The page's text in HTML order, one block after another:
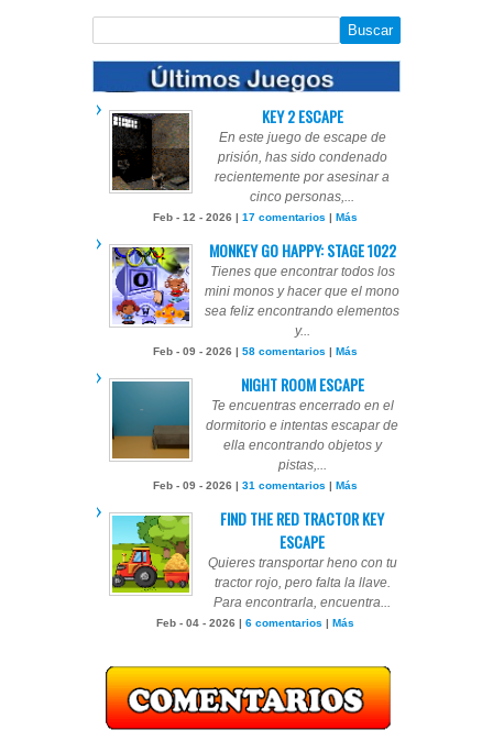
KEY 2 ESCAPE
En este juego de escape de
prisión, has sido condenado
recientemente por asesinar a
cinco personas,...
Feb - 12 - 2026 | 17 comentarios | Más
MONKEY GO HAPPY: STAGE 1022
Tienes que encontrar todos los
mini monos y hacer que el mono
sea feliz encontrando elementos
y...
Feb - 09 - 2026 | 58 comentarios | Más
NIGHT ROOM ESCAPE
Te encuentras encerrado en el
dormitorio e intentas escapar de
ella encontrando objetos y
pistas,...
Feb - 09 - 2026 | 31 comentarios | Más
FIND THE RED TRACTOR KEY
ESCAPE
Quieres transportar heno con tu
tractor rojo, pero falta la llave.
Para encontrarla, encuentra...
Feb - 04 - 2026 | 6 comentarios | Más